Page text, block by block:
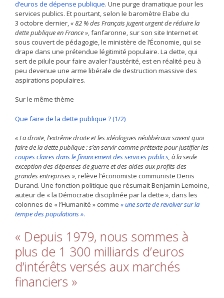
d’euros de dépense publique. Une purge dramatique pour les
services publics. Et pourtant, selon le baromètre Elabe du
3 octobre dernier,« 82 % des Français jugent urgent de réduire la
dette publique en France », fanfaronne, sur son site Internet et
sous couvert de pédagogie, le ministère de l’Économie, qui se
drape dans une prétendue légitimité populaire. La dette, qui
sert de pilule pour faire avaler l’austérité, est en réalité peu à
peu devenue une arme libérale de destruction massive des
aspirations populaires.
Sur le même thème
Que faire de la dette publique ? (1/2)
« La droite, l’extrême droite et les idéologues néolibéraux savent quoi
faire de la dette publique : s’en servir comme prétexte pour justifier les
coupes claires dans le financement des services publics, à la seule
exception des dépenses de guerre et des aides aux profits des
grandes entreprises », relève l’économiste communiste Denis
Durand. Une fonction politique que résumait Benjamin Lemoine,
auteur de « la Démocratie disciplinée par la dette », dans les
colonnes de « l’Humanité » comme « une sorte de revolver sur la
tempe des populations ».
« Depuis 1979, nous sommes à
plus de 1 300 milliards d’euros
d’intérêts versés aux marchés
financiers »